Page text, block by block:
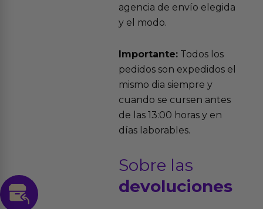
agencia de envío elegida
y el modo.
Importante:Todos los
pedidos son expedidos el
mismo dia siempre y
cuando se cursen antes
de las 13:00 horas y en
días laborables.
Sobre las
devoluciones